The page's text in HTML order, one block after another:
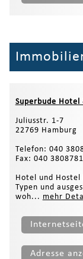
Superbude Hotel
Juliusstr. 1-7
22769 Hamburg
Telefon: 040
Fax: 040
Hotel und Hostel
Typen und
woh... mehr
Adresse